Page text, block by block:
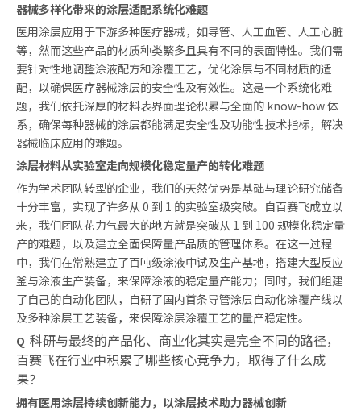
器械多样化带来的涂层适配系统化难题
医用涂层应用于下游多种医疗器械，如导管、人工血管、人工心脏
等，然而这些产品的材质种类繁多且具有不同的表面特性。我们需
要针对性地调整涂液配方和涂覆工艺，优化涂层与不同材质的适
配，以确保医疗器械涂层的安全性及有效性。这是一个系统化难
题，我们依托深厚的材料表界面理论积累与全面的 know-how 体
系，确保每种器械的涂层都能满足安全性及功能性技术指标，解决
器械临床应用的难题。
涂层材料从实验室走向规模化稳定量产的转化难题
作为学术团队转型的企业，我们的天然优势是基础与理论研究储备
十分丰富，实现了许多从 0 到 1 的实验室级突破。自百赛飞成立以
来，我们团队花力气最大的地方就是突破从 1 到 100 规模化稳定量
产的难题，以及建立全面保障量产品质的管理体系。在这一过程
中，我们在常熟建立了百吨级涂液中试及生产基地，搭建大型反应
釜与涂液生产装备，来保障涂液的稳定量产能力；同时，我们组建
了自己的自动化团队，自研了国内首条导管涂层自动化涂覆产线以
及多种涂层工艺装备，来保障涂层涂覆工艺的量产稳定性。
Q 科研与最终的产品化、商业化其实是完全不同的路径，
百赛飞在行业中积累了哪些核心竞争力，取得了什么成
果？
拥有医用涂层持续创新能力，以涂层技术助力器械创新